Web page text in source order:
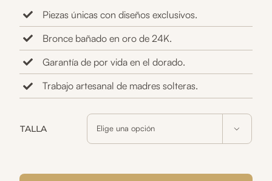
Piezas únicas con diseños exclusivos.
Bronce bañado en oro de 24K.
Garantía de por vida en el dorado.
Trabajo artesanal de madres solteras.
TALLA 